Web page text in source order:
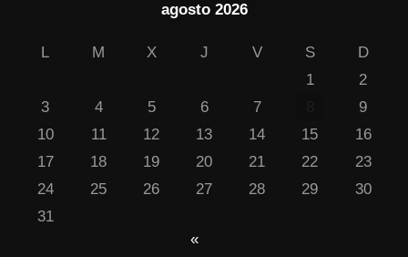
agosto 2026
L M X J V S
D
1
2
3
4 5 6 7
9
10
11 12 13 14 15
16
17
18 19 20 21 22
23
24
25 26 27 28 29
30
31
«